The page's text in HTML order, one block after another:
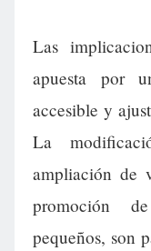
Las
apuesta por
accesible y
La
ampliación de
promoción
pequeños, son